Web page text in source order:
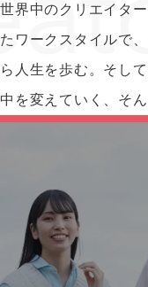
世界中のクリエイタ
たワークスタイルで
ら人生を歩む。そし
中を変えていく、そ